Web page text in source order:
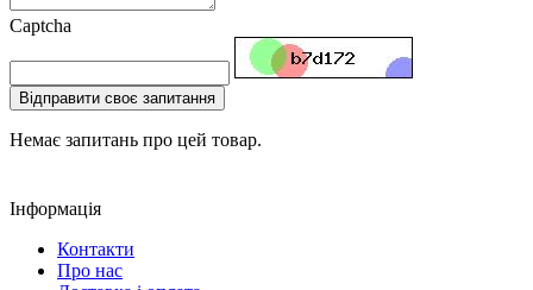
Captcha
Відправити своє запитання
Немає запитань про цей товар.
Інформація
Контакти
Про нас